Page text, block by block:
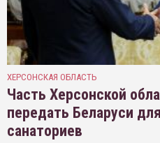
ХЕРСОНСКАЯ ОБЛАСТЬ
Часть Херсонской
передать Беларуси
санаториев